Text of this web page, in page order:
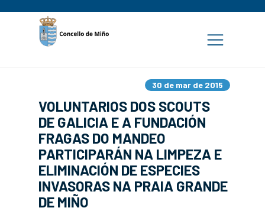
30 de mar de 2015
VOLUNTARIOS DOS SCOUTS
DE GALICIA E A FUNDACIÓN
FRAGAS DO MANDEO
PARTICIPARÁN NA LIMPEZA E
ELIMINACIÓN DE ESPECIES
INVASORAS NA PRAIA GRANDE
DE MIÑO